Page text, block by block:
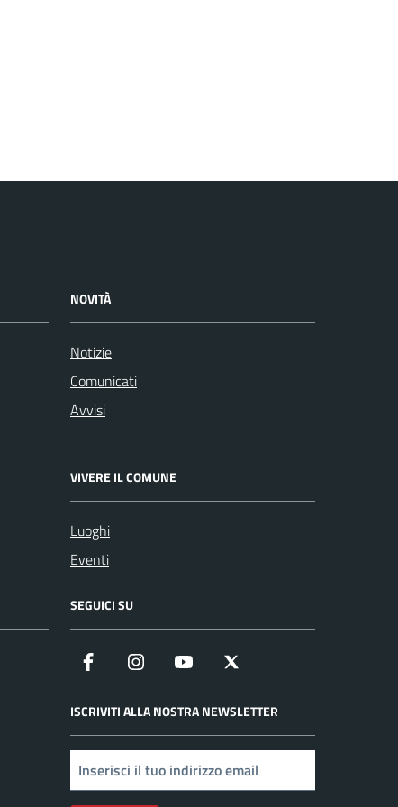
NOVITÀ
Notizie
Comunicati
Avvisi
VIVERE IL COMUNE
Luoghi
Eventi
SEGUICI SU
Facebook Instagram YouTube
ISCRIVITI ALLA NOSTRA NEWSLETTER